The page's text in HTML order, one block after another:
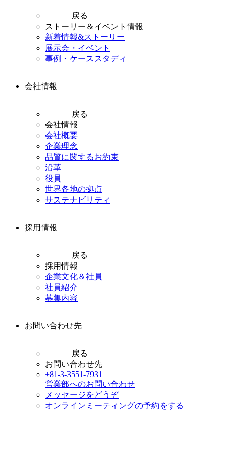
戻る
ストーリー＆イベント情報
新着情報&ストーリー
展示会・イベント
事例・ケーススタディ
会社情報
戻る
会社情報
会社概要
企業理念
品質に関するお約束
沿革
役員
世界各地の拠点
サステナビリティ
採用情報
戻る
採用情報
企業文化＆社員
社員紹介
募集内容
お問い合わせ先
戻る
お問い合わせ先
+81-3-3551-7931
営業部へのお問い合わせ
メッセージをどうぞ
オンラインミーティングの予約をする